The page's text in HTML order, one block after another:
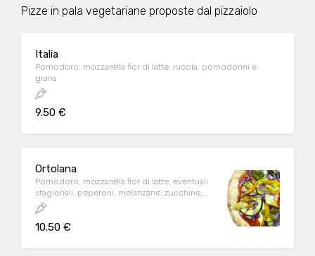
Pizze in pala vegetariane proposte dal pizzaiolo
Italia
Pomodoro, mozzarella fior di latte, rucola, pomodorini e
grana
9.50 €
Ortolana
Pomodoro, mozzarella fior di latte, eventuali
stagionali, peperoni, melanzane, zucchine,
carciofi e cipolla
10.50 €